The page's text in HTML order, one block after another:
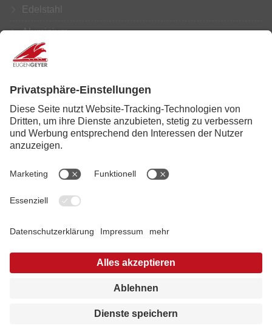
Edelstahl
Aluminium
Kupfer
Weiterbearbeitung
Service
Karriere
Impressum |